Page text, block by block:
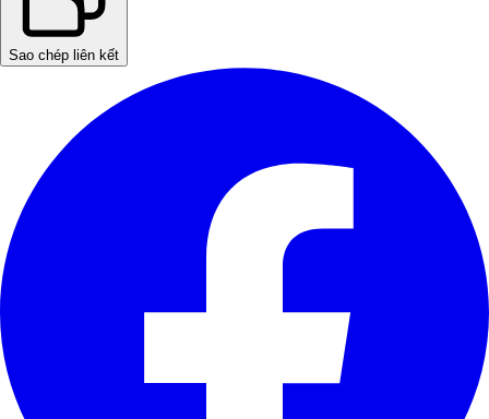
Sao chép liên kết